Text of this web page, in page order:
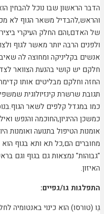
הדבר הראשון שבו נוכל להבחין
והראש,להבדיל משאר הגוף לא
של האדם,והם החלק העיקרי
ולפנים הרבה יותר מאשר לגוף
אנשים בקליניקה ומחוצה לה
חלקם יש קושי בהנעת הצוואר
החזה וחלקם מבליטים אותו
תגובת שרשרת קינזיולוגית
כמו במגדל קלפים לשאר
כמשכן ההיגיון,החוכמה והנפש
אומנות הטיפול בתנועה ואומנות
מחוברים הם,כל תא ותא בגוף הוא
"גבוהות" נמצאות גם בגוף וגם
האיזון.
התפלגות גו/גפיים:
גֵו (טורסו) הוא כינוי באנטומיה